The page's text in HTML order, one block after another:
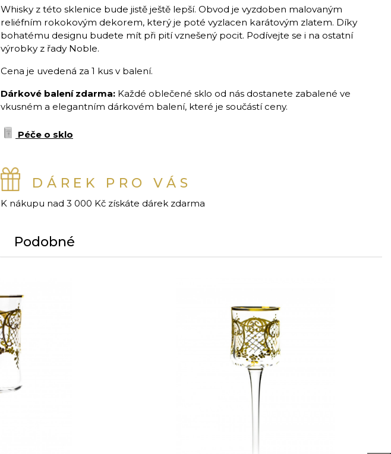
Whisky z této sklenice bude jistě ještě lepší. Obvod je vyzdoben malovaným
reliéfním rokokovým dekorem, který je poté vyzlacen karátovým zlatem. Díky
bohatému designu budete mít při pití vznešený pocit. Podívejte se i na ostatní
výrobky z řady Noble.
Cena je uvedená za 1 kus v balení.
Dárkové balení zdarma: Každé oblečené sklo od nás dostanete zabalené ve
vkusném a elegantním dárkovém balení, které je součástí ceny.
Péče o sklo
DÁREK PRO VÁS
K nákupu nad 3 000 Kč získáte dárek zdarma
Podobné